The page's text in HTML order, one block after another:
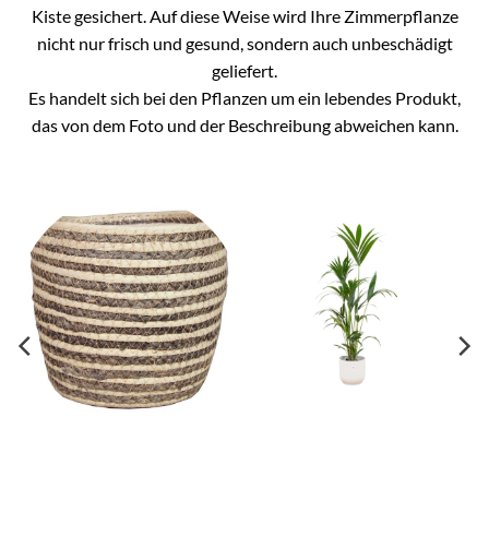
Kiste gesichert. Auf diese Weise wird Ihre Zimmerpflanze
nicht nur frisch und gesund, sondern auch unbeschädigt
geliefert.
Es handelt sich bei den Pflanzen um ein lebendes Produkt,
das von dem Foto und der Beschreibung abweichen kann.